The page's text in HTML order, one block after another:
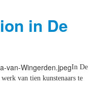
in De
In De
van tien kunstenaars te